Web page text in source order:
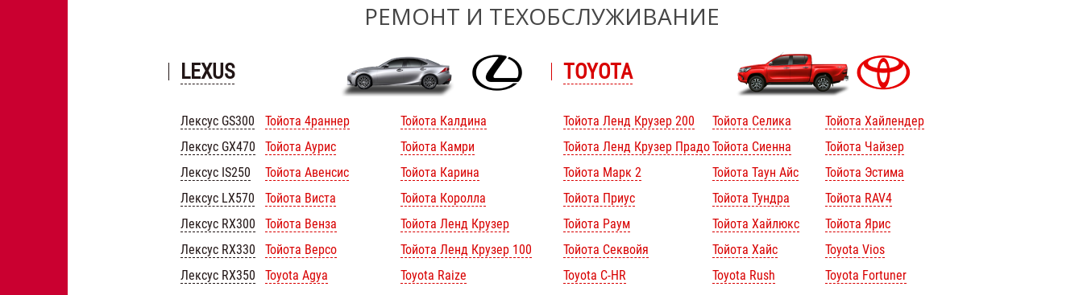
РЕМОНТ И ТЕХОБСЛУЖИВАНИЕ
LEXUS TOYOTA
Лексус GS300
Лексус GX470
Лексус IS250
Лексус LX570
Лексус RX300
Лексус RX330
Лексус RX350
Тойота 4раннер
Тойота Аурис
Тойота Авенсис
Тойота Виста
Тойота Венза
Тойота Версо
Toyota Agya
Тойота Калдина
Тойота Камри
Тойота Карина
Тойота Королла
Тойота Ленд Крузер
Тойота Ленд Крузер 100
Toyota Raize
Тойота Ленд Крузер 200
Тойота Ленд Крузер Прадо
Тойота Марк 2
Тойота Приус
Тойота Раум
Тойота Секвойя
Toyota C-HR
Тойота Селика
Тойота Сиенна
Тойота Таун Айс
Тойота Тундра
Тойота Хайлюкс
Тойота Хайс
Toyota Rush
Тойота Хайлендер
Тойота Чайзер
Тойота Эстима
Тойота RAV4
Тойота Ярис
Toyota Vios
Toyota Fortuner